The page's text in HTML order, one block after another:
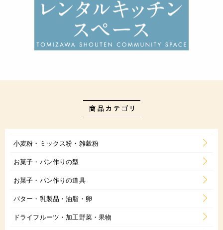
小麦粉・ミックス粉・雑穀粉
お菓子・パン作りの型
お菓子・パン作りの道具
バター・乳製品・油脂・卵
ドライフルーツ・加工野菜・果物